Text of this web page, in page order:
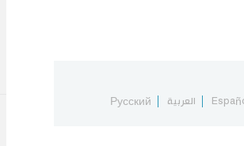
العربية Русский